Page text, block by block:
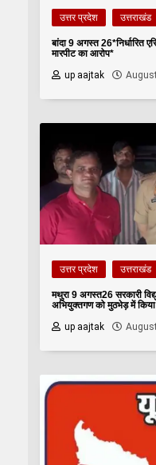
उत्तर प्रदेश उत्तराखंड
बांदा 9 अगस्त 26*निर्धारित
मारपीट का आरोप*
up aajtak
उत्तर प्रदेश उत्तराखंड
मथुरा 9 अगस्त26 सरकारी
अभियुक्तगण को मुठभेड़ में किया
up aajtak